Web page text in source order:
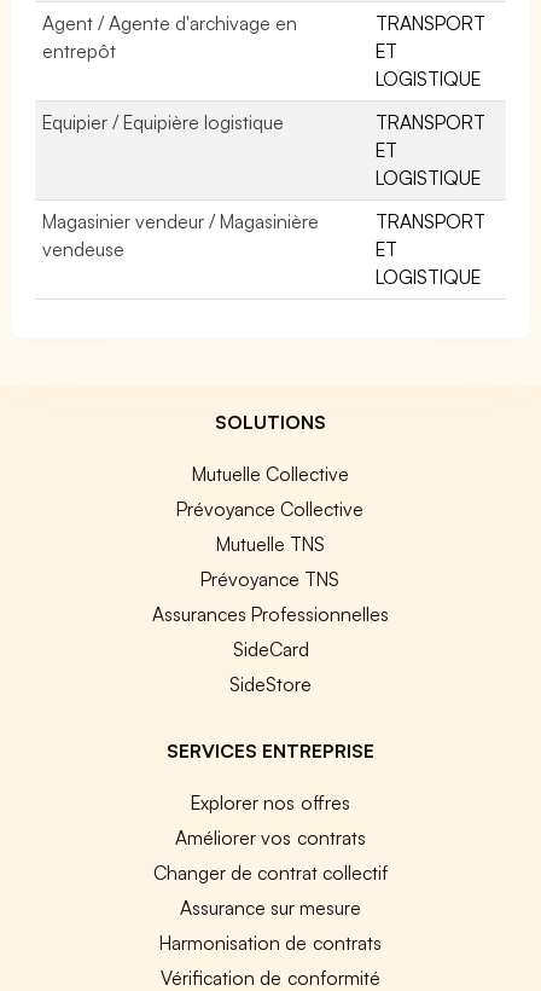
Agent / Agente d'archivage en
entrepôt
TRANSPORT
ET
LOGISTIQUE
Equipier / Equipière logistique
TRANSPORT
ET
LOGISTIQUE
Magasinier vendeur / Magasinière
vendeuse
TRANSPORT
ET
LOGISTIQUE
SOLUTIONS
Mutuelle Collective
Prévoyance Collective
Mutuelle TNS
Prévoyance TNS
Assurances Professionnelles
SideCard
SideStore
SERVICES ENTREPRISE
Explorer nos offres
Améliorer vos contrats
Changer de contrat collectif
Assurance sur mesure
Harmonisation de contrats
Vérification de conformité